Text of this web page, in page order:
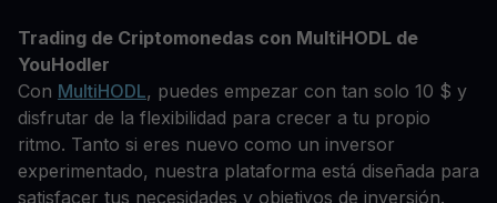
Trading de Criptomonedas con MultiHODL de
YouHodler
Con MultiHODL, puedes empezar con tan solo 10 $ y
disfrutar de la flexibilidad para crecer a tu propio
ritmo. Tanto si eres nuevo como un inversor
experimentado, nuestra plataforma está diseñada para
satisfacer tus necesidades y objetivos de inversión.